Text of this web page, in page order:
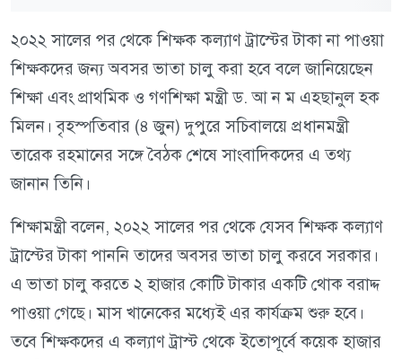
২০২২ সালের পর থেকে শিক্ষক কল্যাণ ট্রাস্টের টাকা না পাওয়া
শিক্ষকদের জন্য অবসর ভাতা চালু করা হবে বলে জানিয়েছেন
শিক্ষা এবং প্রাথমিক ও গণশিক্ষা মন্ত্রী ড. আ ন ম এহছানুল হক
মিলন। বৃহস্পতিবার (৪ জুন) দুপুরে সচিবালয়ে প্রধানমন্ত্রী
তারেক রহমানের সঙ্গে বৈঠক শেষে সাংবাদিকদের এ তথ্য
জানান তিনি।
শিক্ষামন্ত্রী বলেন, ২০২২ সালের পর থেকে যেসব শিক্ষক কল্যাণ
ট্রাস্টের টাকা পাননি তাদের অবসর ভাতা চালু করবে সরকার।
এ ভাতা চালু করতে ২ হাজার কোটি টাকার একটি থোক বরাদ্দ
পাওয়া গেছে। মাস খানেকের মধ্যেই এর কার্যক্রম শুরু হবে।
তবে শিক্ষকদের এ কল্যাণ ট্রাস্ট থেকে ইতোপূর্বে কয়েক হাজার